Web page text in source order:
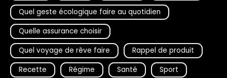
Quel geste écologique faire au quotidien
Quelle assurance choisir
Quel voyage de rêve faire
Rappel de produit
Recette
Régime Santé Sport